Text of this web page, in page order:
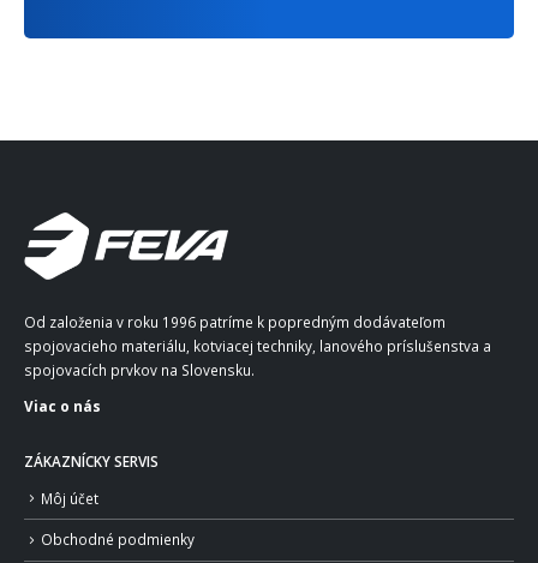
Od založenia v roku 1996 patríme k popredným dodávateľom
spojovacieho materiálu, kotviacej techniky, lanového príslušenstva a
spojovacích prvkov na Slovensku.
Viac o nás
ZÁKAZNÍCKY SERVIS
Môj účet
Obchodné podmienky